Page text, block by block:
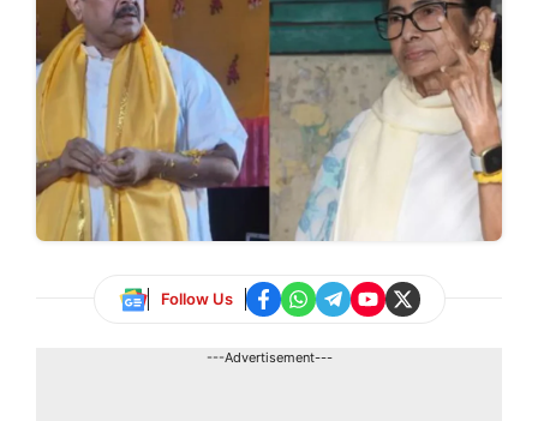
Follow Us
---Advertisement---